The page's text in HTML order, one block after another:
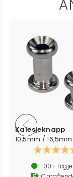
Kalesjeknapp
10,5mm / 16,5mm
Karakter:
100+